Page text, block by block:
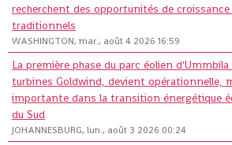
recherchent des opportunités de croissance
traditionnels
WASHINGTON, mar., août 4 2026 16:59
La première phase du parc éolien
turbines Goldwind, devient opérationnelle,
importante dans la transition énergétique
du Sud
JOHANNESBURG, lun., août 3 2026 00:24